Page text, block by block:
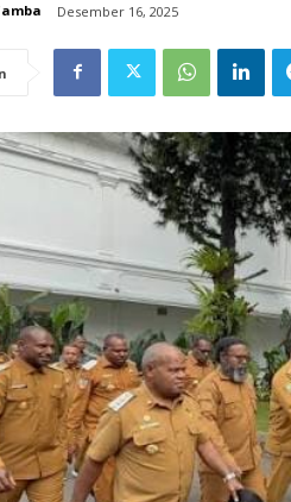
Desember 16, 2025